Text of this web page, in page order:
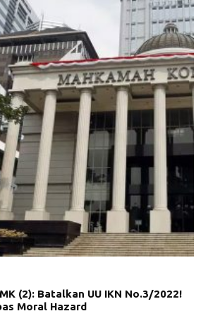
(2): Batalkan UU IKN No.3/2022!
Moral Hazard